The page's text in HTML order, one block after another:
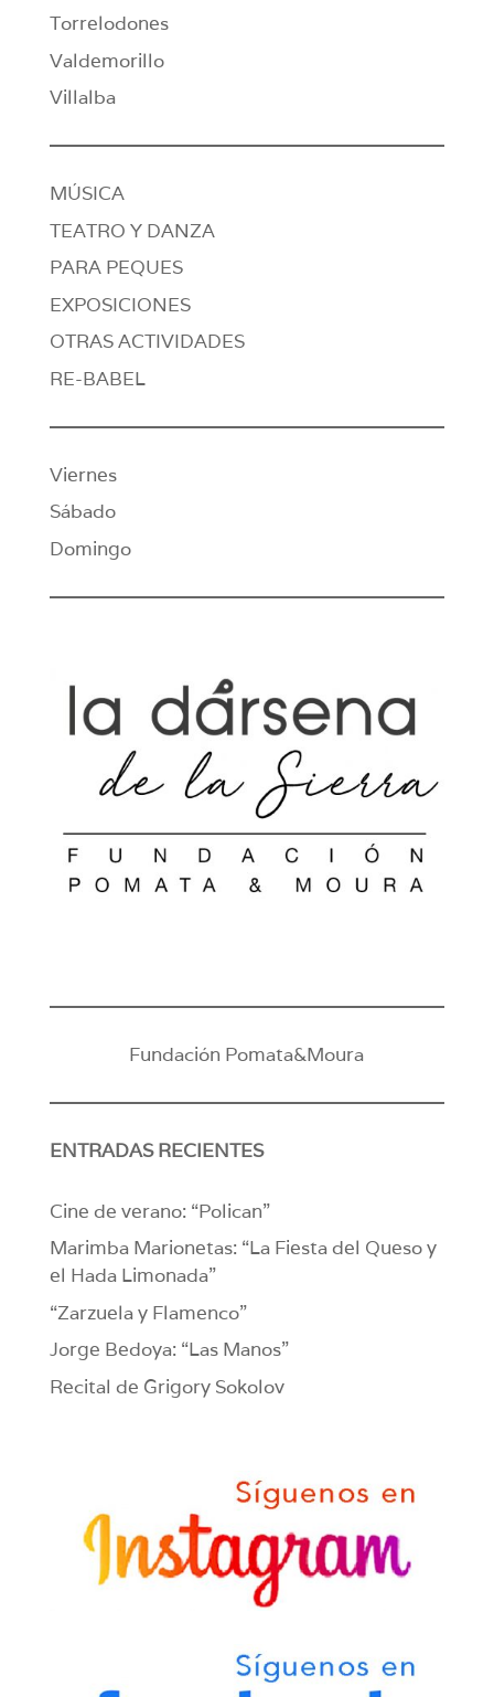
Torrelodones
Valdemorillo
Villalba
MÚSICA
TEATRO Y DANZA
PARA PEQUES
EXPOSICIONES
OTRAS ACTIVIDADES
RE-BABEL
Viernes
Sábado
Domingo
Fundación Pomata&Moura
ENTRADAS RECIENTES
Cine de verano: “Polican”
Marimba Marionetas: “La Fiesta del Queso y
el Hada Limonada”
“Zarzuela y Flamenco”
Jorge Bedoya: “Las Manos”
Recital de Grigory Sokolov